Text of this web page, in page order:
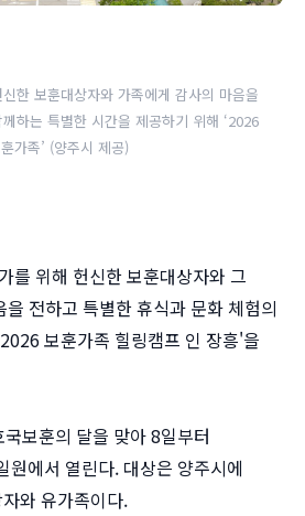
한 보훈대상자와 가족에게 감사의 마음을
하는 특별한 시간을 제공하기 위해 ‘2026
가족’ (양주시 제공)
를 위해 헌신한 보훈대상자와 그
전하고 특별한 휴식과 문화 체험의
보훈가족 힐링캠프 인 장흥'을
보훈의 달을 맞아 8일부터
원에서 열린다. 대상은 양주시에
와 유가족이다.